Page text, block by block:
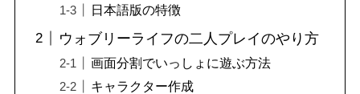
日本語版の特徴
ウォブリーライフの二人プレイのやり方
画面分割でいっしょに遊ぶ方法
キャラクター作成